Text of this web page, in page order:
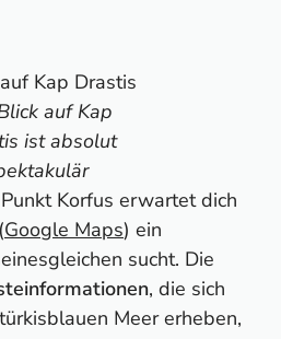
auf Kap
ist absolut
Korfus erwartet dich
(Google Maps) ein
sucht. Die
, die sich
Meer erheben,